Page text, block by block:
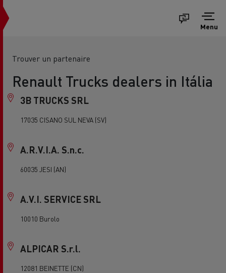
Menu
Trouver un partenaire
Renault Trucks dealers in Itália
3B TRUCKS SRL
17035 CISANO SUL NEVA (SV)
A.R.V.I.A. S.n.c.
60035 JESI (AN)
A.V.I. SERVICE SRL
10010 Burolo
ALPICAR S.r.l.
12081 BEINETTE (CN)